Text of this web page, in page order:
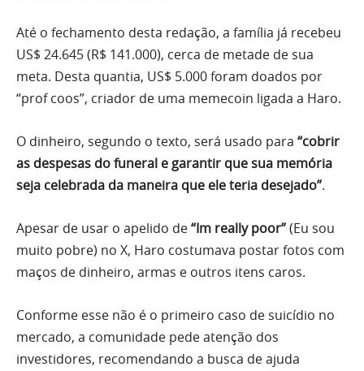
Até o fechamento desta redação, a família já recebeu
US$ 24.645 (R$ 141.000), cerca de metade de sua
meta. Desta quantia, US$ 5.000 foram doados por
“prof coos”, criador de uma memecoin ligada a Haro.
O dinheiro, segundo o texto, será usado para “cobrir
as despesas do funeral e garantir que sua memória
seja celebrada da maneira que ele teria desejado”.
Apesar de usar o apelido de“Im really poor”(Eu sou
muito pobre) no X, Haro costumava postar fotos com
maços de dinheiro, armas e outros itens caros.
Conforme esse não é o primeiro caso de suicídio no
mercado, a comunidade pede atenção dos
investidores, recomendando a busca de ajuda